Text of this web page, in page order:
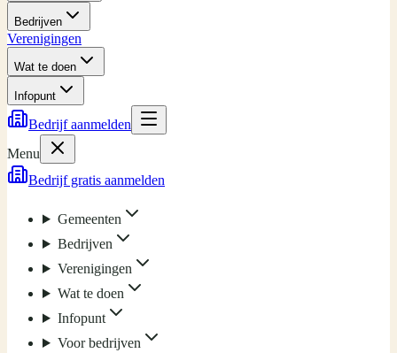
Bedrijven
Verenigingen
Wat te doen
Infopunt
Bedrijf aanmelden
Menu
Bedrijf gratis aanmelden
Gemeenten
Bedrijven
Verenigingen
Wat te doen
Infopunt
Voor bedrijven